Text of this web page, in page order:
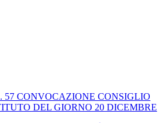
57 CONVOCAZIONE CONSIGLIO
DEL GIORNO 20 DICEMBRE